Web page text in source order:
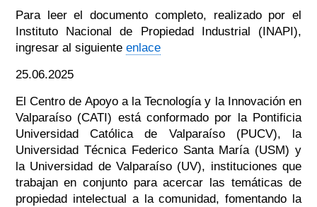
Para leer el documento completo, realizado por el
Instituto Nacional de Propiedad Industrial (INAPI),
ingresar al siguiente enlace
25.06.2025
El Centro de Apoyo a la Tecnología y la Innovación en
Valparaíso (CATI) está conformado por la Pontificia
Universidad Católica de Valparaíso (PUCV), la
Universidad Técnica Federico Santa María (USM) y
la Universidad de Valparaíso (UV), instituciones que
trabajan en conjunto para acercar las temáticas de
propiedad intelectual a la comunidad, fomentando la